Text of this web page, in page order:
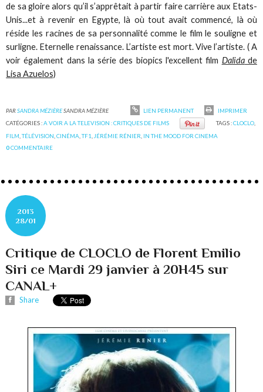
de sa gloire alors qu’il s’apprêtait à partir faire carrière aux Etats-
Unis...et à revenir en Egypte, là où tout avait commencé, là où
réside les racines de sa personnalité comme le film le souligne et
surligne. Eternelle renaissance. L’artiste est mort. Vive l’artiste. ( A
voir également dans la série des biopics l'excellent film Dalidade
Lisa Azuelos)
PARSANDRA MÉZIÈRESANDRA MÉZIÈRE LIEN PERMANENT
IMPRIMER
CATÉGORIES :A VOIR A LA TELEVISION : CRITIQUES DE FILMS TAGS :CLOCLO,
FILM,TÉLÉVISION,CINÉMA,TF1,JÉRÉMIE RÉNIER, IN THE MOOD FOR CINEMA
0COMMENTAIRE
2013
28/01
Critique de CLOCLO de Florent Emilio
Siri ce Mardi 29 janvier à 20H45 sur
CANAL+
Share